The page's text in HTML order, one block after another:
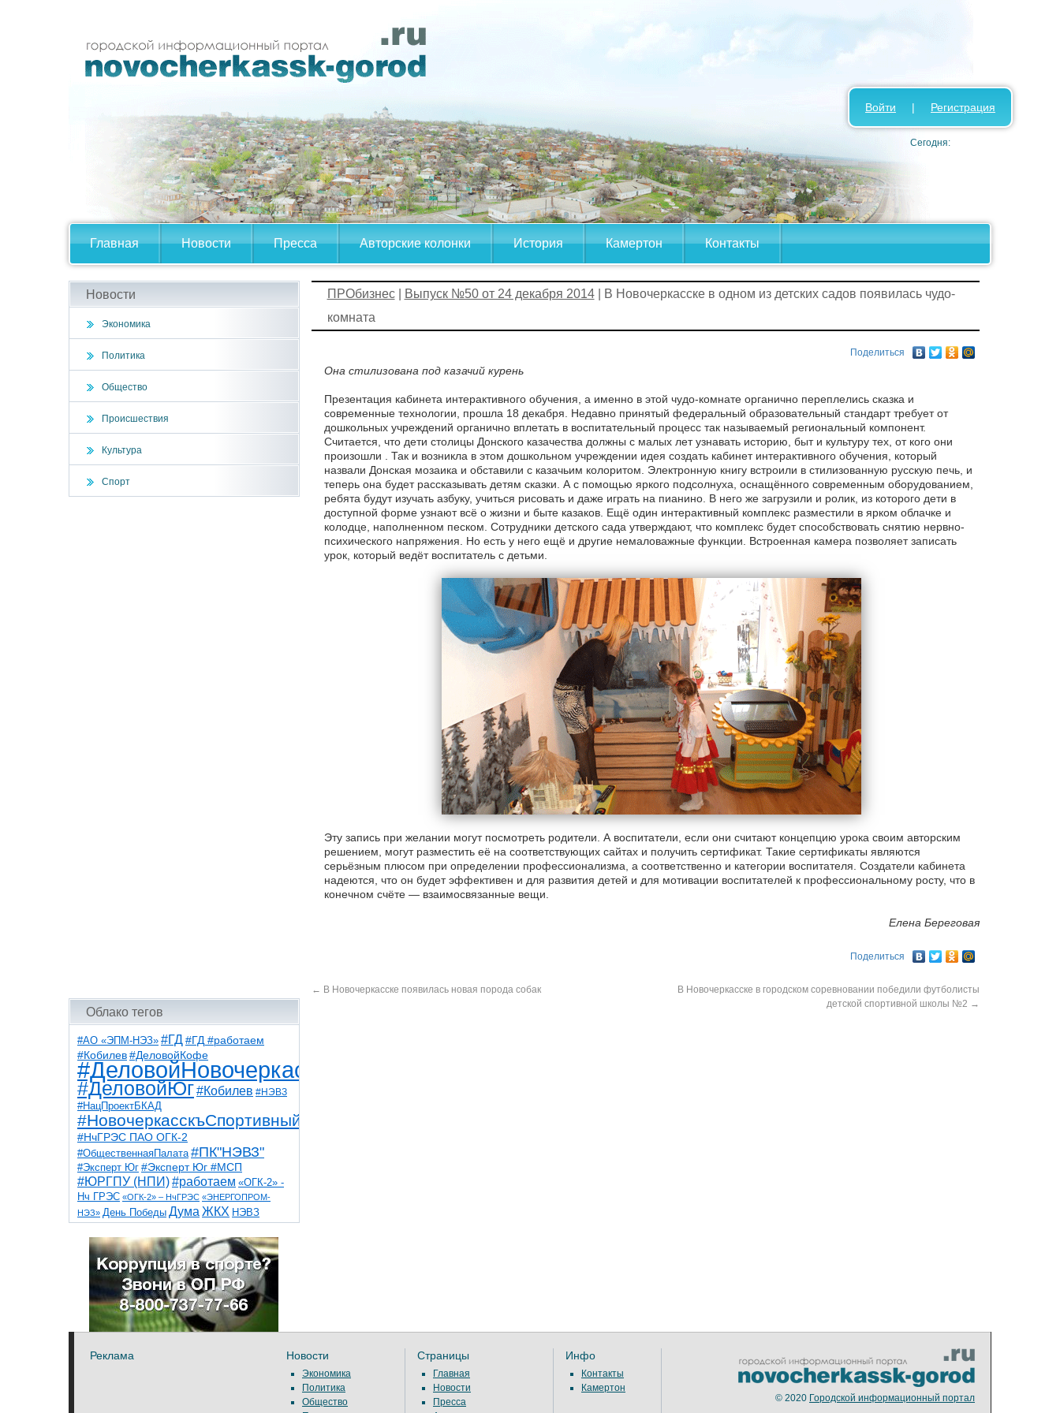
Главная Новости Пресса Авторские колонки История Камертон Контакты
Войти | Регистрация
Сегодня:
Новости
Экономика
Политика
Общество
Происшествия
Культура
Спорт
Облако тегов
#АО «ЭПМ-НЭЗ» #ГД #ГД #работаем
#Кобилев #ДеловойКофе
#ДеловойНовочеркасск
#ДеловойЮг#Кобилев #НЭВЗ
#НацПроектБКАД
#НовочеркасскъСпортивный
#НчГРЭС ПАО ОГК-2
#ОбщественнаяПалата #ПК"НЭВЗ"
#Эксперт Юг #Эксперт Юг #МСП
#ЮРГПУ (НПИ)#работаем «ОГК-2» -
Нч ГРЭС «ОГК-2» – НчГРЭС «ЭНЕРГОПРОМ-
НЭЗ» День Победы Дума ЖКХ НЭВЗ
НчГРЭС ТНТ
благоустройствоветераны выборы
детидороги казаки коррупция космос
общественная палата парк пожар роща
спорт театр транспорт художники
ПРОбизнес| Выпуск №50 от 24 декабря 2014| В Новочеркасске в одном из детских садов появилась чудо-
комната
Поделиться
Она стилизована под казачий курень
Презентация кабинета интерактивного обучения, а именно в этой чудо-комнате органично переплелись сказка и
современные технологии, прошла 18 декабря. Недавно принятый федеральный образовательный стандарт требует от
дошкольных учреждений органично вплетать в воспитательный процесс так называемый региональный компонент.
Считается, что дети столицы Донского казачества должны с малых лет узнавать историю, быт и культуру тех, от кого они
произошли . Так и возникла в этом дошкольном учреждении идея создать кабинет интерактивного обучения, который
назвали Донская мозаика и обставили с казачьим колоритом. Электронную книгу встроили в стилизованную русскую печь, и
теперь она будет рассказывать детям сказки. А с помощью яркого подсолнуха, оснащённого современным оборудованием,
ребята будут изучать азбуку, учиться рисовать и даже играть на пианино. В него же загрузили и ролик, из которого дети в
доступной форме узнают всё о жизни и быте казаков. Ещё один интерактивный комплекс разместили в ярком облачке и
колодце, наполненном песком. Сотрудники детского сада утверждают, что комплекс будет способствовать снятию нервно-
психического напряжения. Но есть у него ещё и другие немаловажные функции. Встроенная камера позволяет записать
урок, который ведёт воспитатель с детьми.
Эту запись при желании могут посмотреть родители. А воспитатели, если они считают концепцию урока своим авторским
решением, могут разместить её на соответствующих сайтах и получить сертификат. Такие сертификаты являются
серьёзным плюсом при определении профессионализма, а соответственно и категории воспитателя. Создатели кабинета
надеются, что он будет эффективен и для развития детей и для мотивации воспитателей к профессиональному росту, что в
конечном счёте — взаимосвязанные вещи.
Елена Береговая
Поделиться
← В Новочеркасске появилась новая порода собак
В Новочеркасске в городском соревновании победили футболисты
детской спортивной школы №2 →
Реклама Новости
Экономика
Политика
Общество
Страницы
Главная
Новости
Пресса
Инфо
Контакты
Камертон
© 2020 Городской информационный портал